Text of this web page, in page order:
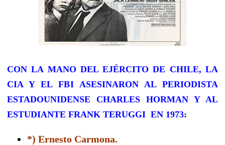
CON LA MANO DEL EJÉRCITO DE CHILE, LA
CIA Y EL FBI ASESINARON AL PERIODISTA
ESTADOUNIDENSE CHARLES HORMAN Y AL
ESTUDIANTE FRANK TERUGGI EN 1973:
*) Ernesto Carmona.